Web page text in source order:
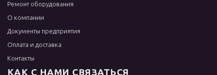
Ремонт оборудования
О компании
Документы предприятия
Оплата и доставка
Контакты
КАК С НАМИ СВЯЗАТЬСЯ